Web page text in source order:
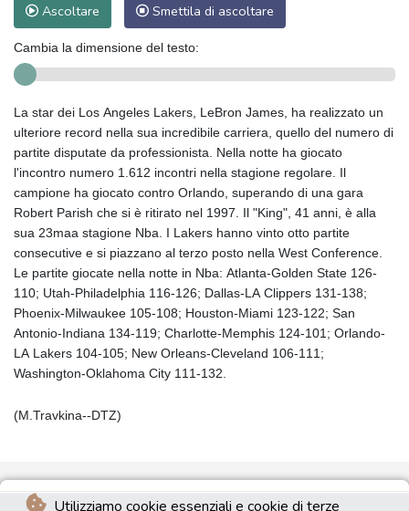
Utilizziamo cookie essenziali e cookie di terze
Ascoltare Smettila di ascoltare
Cambia la dimensione del testo:
La star dei Los Angeles Lakers, LeBron James, ha realizzato un
ulteriore record nella sua incredibile carriera, quello del numero di
partite disputate da professionista. Nella notte ha giocato
l'incontro numero 1.612 incontri nella stagione regolare. Il
campione ha giocato contro Orlando, superando di una gara
Robert Parish che si è ritirato nel 1997. Il "King", 41 anni, è alla
sua 23maa stagione Nba. I Lakers hanno vinto otto partite
consecutive e si piazzano al terzo posto nella West Conference.
Le partite giocate nella notte in Nba: Atlanta-Golden State 126-
110; Utah-Philadelphia 116-126; Dallas-LA Clippers 131-138;
Phoenix-Milwaukee 105-108; Houston-Miami 123-122; San
Antonio-Indiana 134-119; Charlotte-Memphis 124-101; Orlando-
LA Lakers 104-105; New Orleans-Cleveland 106-111;
Washington-Oklahoma City 111-132.
(M.Travkina--DTZ)